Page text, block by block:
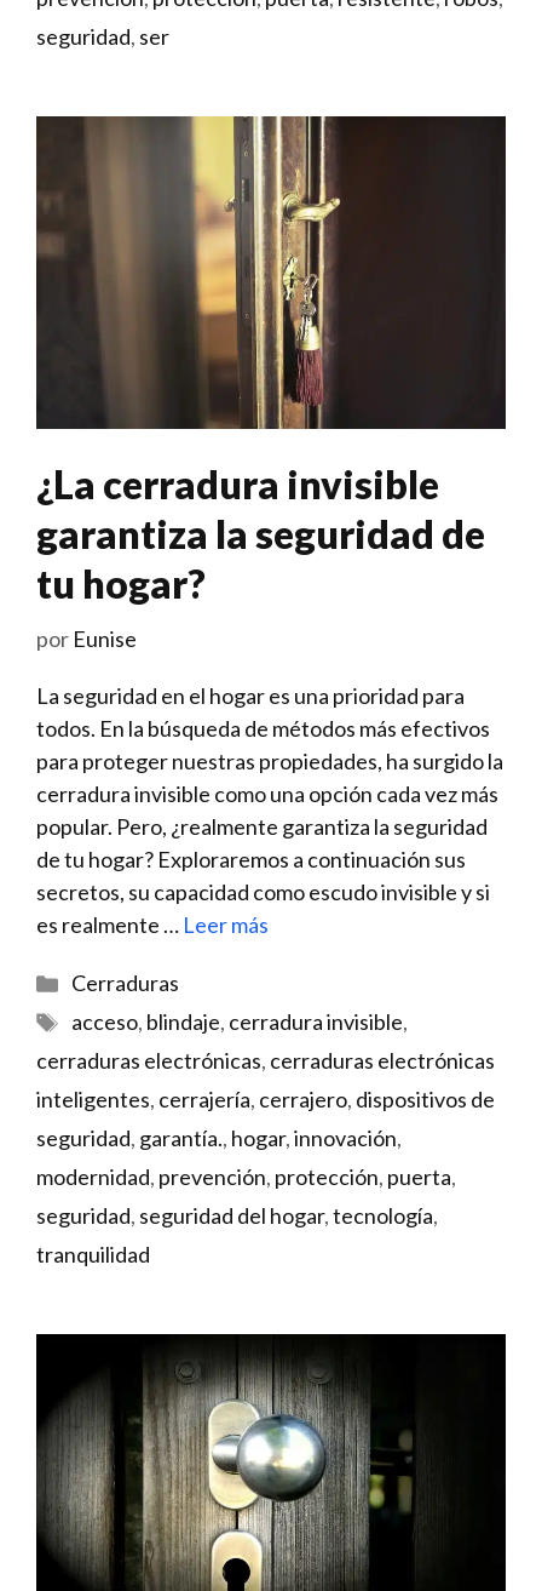
seguridad, ser
¿La cerradura invisible
garantiza la seguridad de
tu hogar?
por Eunise
La​ seguridad‍ en el hogar es una prioridad para
todos. En la búsqueda de ⁣métodos más efectivos
para proteger nuestras propiedades, ha surgido la
cerradura invisible como una opción cada vez más
popular. Pero, ¿realmente garantiza la seguridad
de tu hogar? Exploraremos a continuación sus
secretos, su capacidad como escudo invisible y si
es realmente​ … Leer más
Categorías
Cerraduras
Etiquetas
acceso, blindaje, cerradura invisible,
cerraduras electrónicas, cerraduras electrónicas
inteligentes, cerrajería, cerrajero, dispositivos de
seguridad, garantía., hogar,innovación,
modernidad, prevención, protección, puerta,
seguridad, seguridad del hogar,tecnología,
tranquilidad